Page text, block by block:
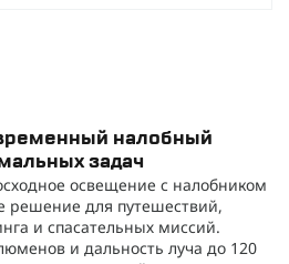
налобный
задач
освещение с налобником
решение для путешествий,
и спасательных миссий.
и дальность луча до 120